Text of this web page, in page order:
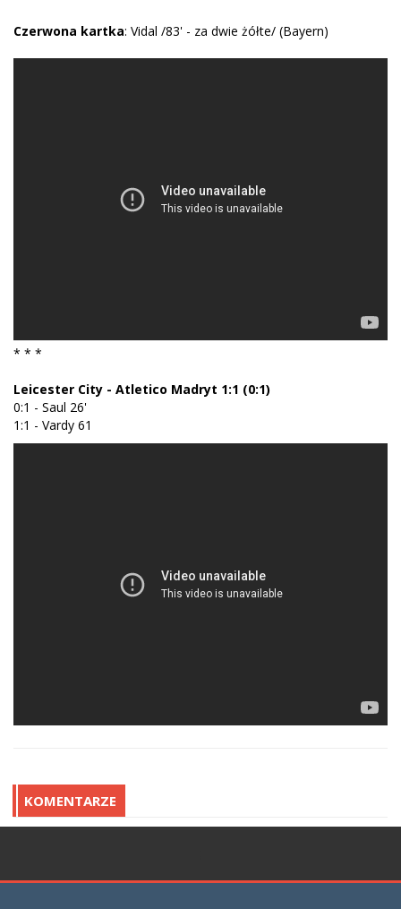
Czerwona kartka: Vidal /83' - za dwie żółte/ (Bayern)
* * *
Leicester City - Atletico Madryt 1:1 (0:1)
0:1 - Saul 26'
1:1 - Vardy 61
KOMENTARZE